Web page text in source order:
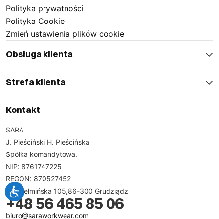
przekłada się na komfort i bezpieczeństwo. Dzięki
produkcji zapewniają niezawodność, której
potrzebujesz na co dzień. Wybierz kurtki odblaskowe
3w1, aby cieszyć się ich funkcjonalnością i
swoją widoczność i bezpieczeństwo w pracy.
Dlaczego warto wybrać kurtki ostrzegawcze
3w1?
Wybierając kurtki ostrzegawcze 3w1, inwestujesz w
Polityka prywatności
Polityka Cookie
Zmień ustawienia plików cookie
Obsługa klienta
Strefa klienta
Kontakt
SARA
J. Pieściński H. Pieścińska
Spółka komandytowa.
NIP: 8761747225
REGON: 870527452
ul. Chełmińska 105,86-300 Grudziądz
+48 56 465 85 06
biuro@saraworkwear.com